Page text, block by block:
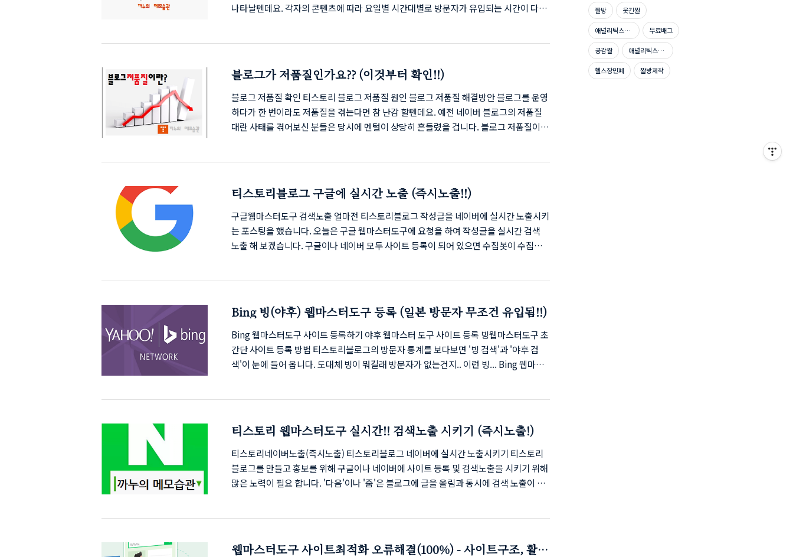
짤방 웃긴짤
애널리틱스자격증시험문제 무료배그
공감짤 애널리틱스자격증
헬스장민폐 짤방제작
나타날텐데요. 각자의 콘텐츠에 따라 요일별 시간대별로 방문자가 유입되는 시간이 다를
구글로그인 후 진행하시면 됩니다. 블로그의 관리자설정에서 [플러그인] - [구글 애널리
틱스]를 선택합니다. 아직 '추적ID'가 없기때문에 '설정하러 가기'를 눌러 줍니다. 가입이
안되어있어서..
블로그가 저품질인가요?? (이것부터 확인!!)
블로그 저품질 확인 티스토리 블로그 저품질 원인 블로그 저품질 해결방안 블로그를 운영
하다가 한 번이라도 저품질을 겪는다면 참 난감 할텐데요. 예전 네이버 블로그의 저품질
대란 사태를 겪어보신 분들은 당시에 멘털이 상당히 흔들렸을 겁니다. 블로그 저품질이
에서 유입이 없다면 해당 검색엔진의 저품질을 의심해 볼 수 있습니다. 저품질은 방문자
유입에 직접적 영향이 있어서 매우 중요합니다. 블로그 저품질 확인 네이버, 구글은 간단
한 확인방법으로 검색엔진에 '포스..
티스토리블로그 구글에 실시간 노출 (즉시노출!!)
구글웹마스터도구 검색노출 얼마전 티스토리블로그 작성글을 네이버에 실시간 노출시키
는 포스팅을 했습니다. 오늘은 구글 웹마스터도구에 요청을 하여 작성글을 실시간 검색
노출 해 보겠습니다. 구글이나 네이버 모두 사이트 등록이 되어 있으면 수집봇이 수집은
색노출 시키기 먼저 포스팅을 한 후 검색을 해 봅니다. 저는 '새글아이콘'에 대한 포스팅을
작성 후 검색 해 봤는데요. 검색되지 않네요. 실시간 검색노출을 위해 구글에서 서치콘솔
로 이동합니다. (구글..
Bing 빙(야후) 웹마스터도구 등록 (일본 방문자 무조건 유입됨!!)
Bing 웹마스터도구 사이트 등록하기 야후 웹마스터 도구 사이트 등록 빙웹마스터도구 초
간단 사이트 등록 방법 티스토리블로그의 방문자 통계를 보다보면 '빙 검색'과 '야후 검
색'이 눈에 들어 옵니다. 도대체 빙이 뭐길래 방문자가 없는건지.. 이런 빙... Bing 웹마스
트등록은 티스토리블로그 운영자라면 필수 코스라 할 만큼 아주 중요한 부분 입니다.
Bing에 직접 등록 할수도 있지만, 어차피 구글에도 등록을 해야 하기에 구글에 등록 후 빙
에 등록 하세요. B..
티스토리 웹마스터도구 실시간!! 검색노출 시키기 (즉시노출!)
티스토리네이버노출(즉시노출) 티스토리블로그 네이버에 실시간 노출시키기 티스토리
블로그를 만들고 홍보를 위해 구글이나 네이버에 사이트 등록 및 검색노출을 시키기 위해
많은 노력이 필요 합니다. '다음'이나 '줌'은 블로그에 글을 올림과 동시에 검색 노출이 되
직 네이버에 사이트 등록을 하지 않으셨다면 아래를 클릭하세요 네이버에 사이트등록 및
웹마스터도구 사이트최적화 오류해결(100%) - 사이트구조, 활성